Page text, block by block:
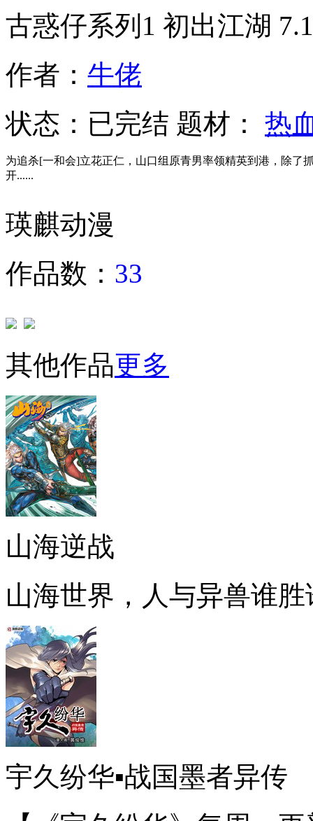
古惑仔系列1 初出江湖
作者： 牛佬
状态： 已完结 题材： 热
为追杀[一和会]立花正仁，山口组原青男率领精英到港，除了
开......
瑛麒动漫
作品数： 33
其他作品更多
山海逆战
山海世界，人与异兽谁
宇久纷华▪战国墨者异传